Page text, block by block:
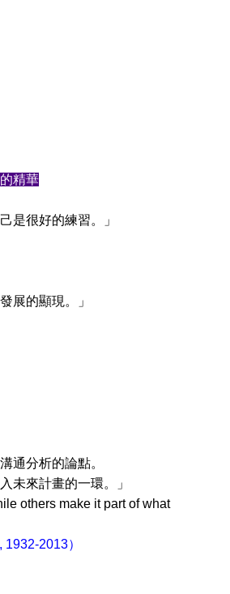
精華
好的練習。」
的顯現。」
析的論點。
計畫的一環。」
others make it part of what
2013）